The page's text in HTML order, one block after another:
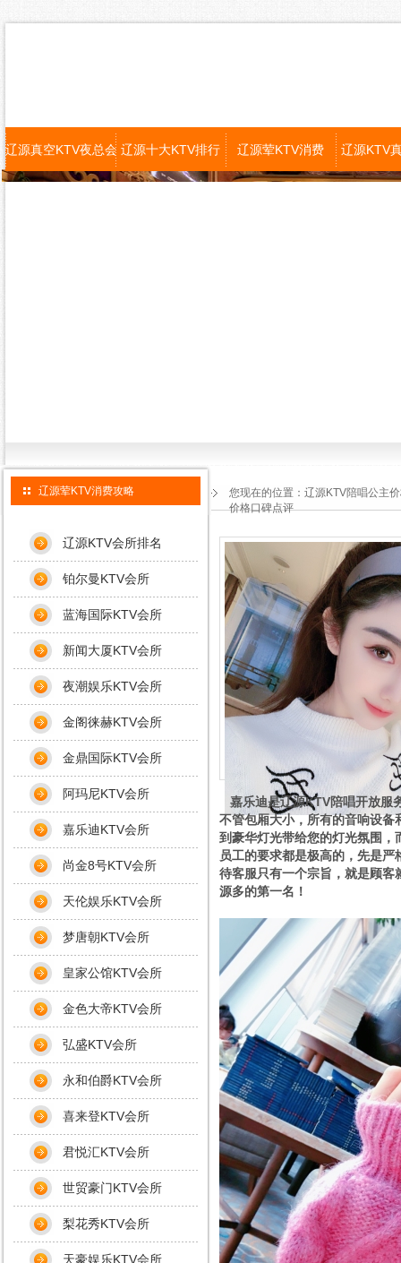
辽源真空KTV夜总会 辽源十大KTV排行 辽源荤KTV消费 辽源KTV
您现在的位置： 辽源KTV陪唱公主
价格口碑点评
嘉乐迪是辽源KTV陪唱开放服
不管包厢大小，所有的音响设
到豪华灯光带给您的灯光氛围
员工的要求都是极高的，先是
待客服只有一个宗旨，就是顾
源多的第一名！
辽源荤KTV消费攻略
辽源KTV会所排名
铂尔曼KTV会所
蓝海国际KTV会所
新闻大厦KTV会所
夜潮娱乐KTV会所
金阁徕赫KTV会所
金鼎国际KTV会所
阿玛尼KTV会所
嘉乐迪KTV会所
尚金8号KTV会所
天伦娱乐KTV会所
梦唐朝KTV会所
皇家公馆KTV会所
金色大帝KTV会所
弘盛KTV会所
永和伯爵KTV会所
喜来登KTV会所
君悦汇KTV会所
世贸豪门KTV会所
梨花秀KTV会所
天豪娱乐KTV会所